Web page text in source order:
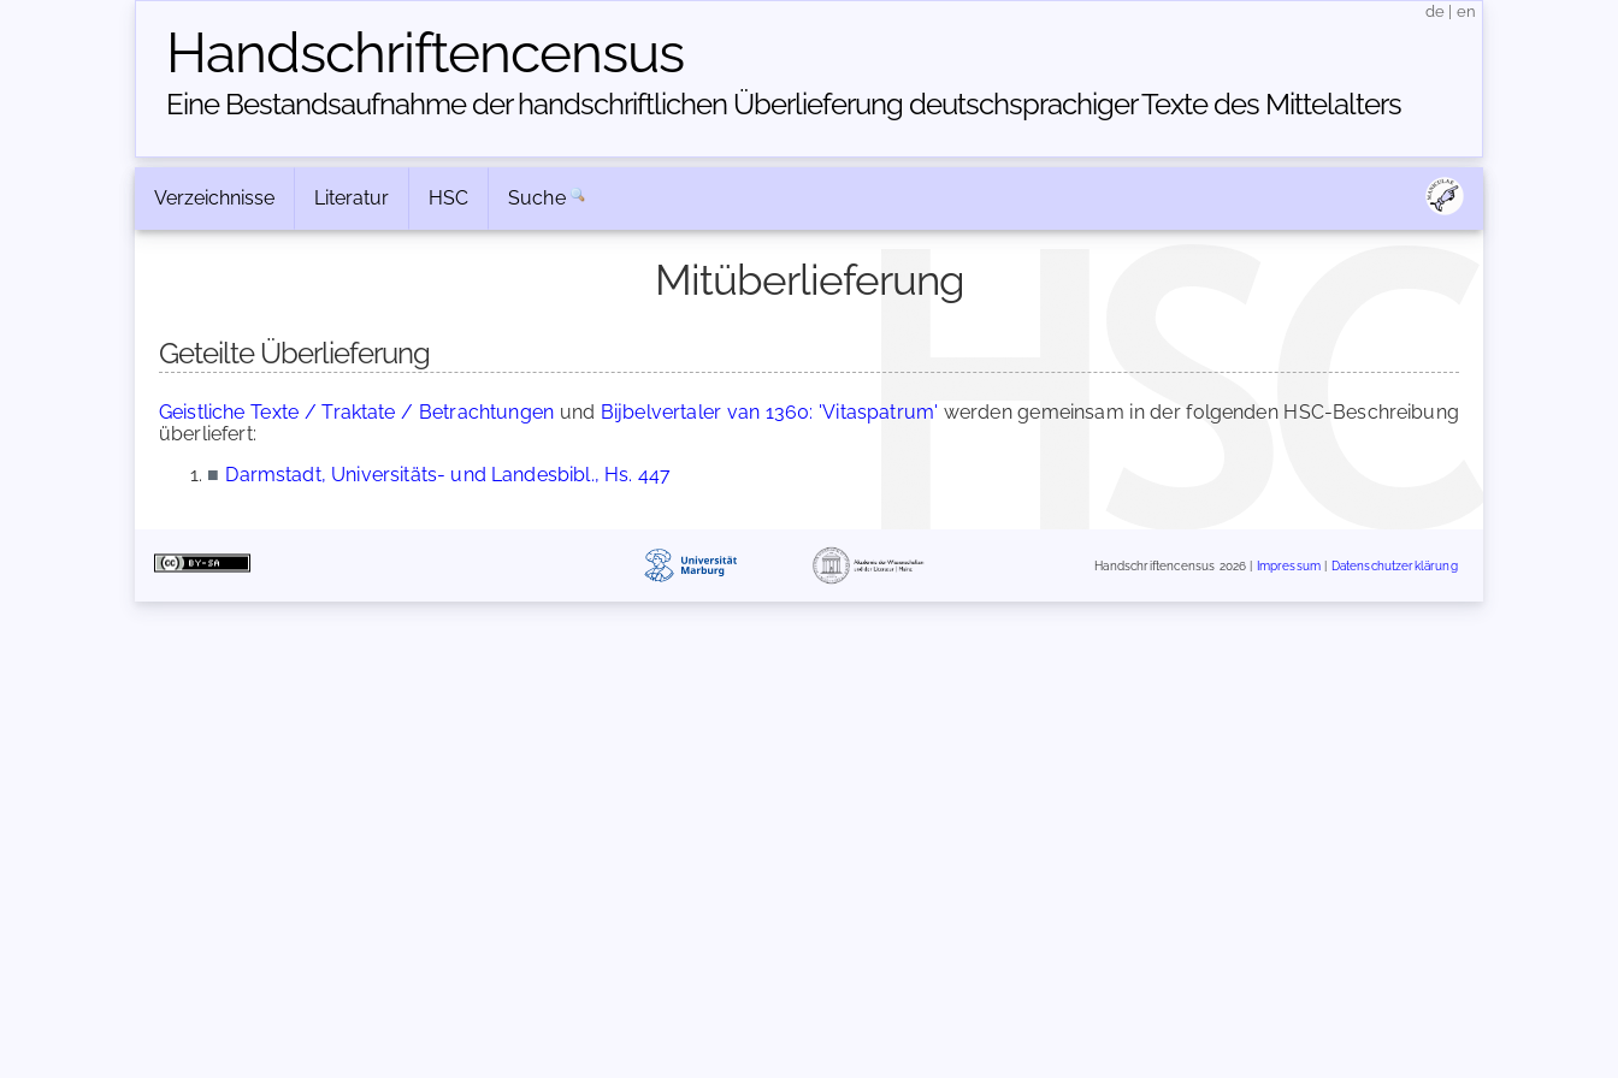
Handschriften­census
Eine Bestandsaufnahme der handschriftlichen Über­lieferung deutschsprachiger Texte des Mittelalters
de en
Verzeichnisse Literatur HSC Suche
Mitüberlieferung
Geteilte Überlieferung
Geistliche Texte / Traktate / Betrachtungen und Bijbelvertaler van 1360: 'Vitaspatrum' werden gemeinsam in der folgenden HSC-Beschreibung
überliefert:
■ Darmstadt, Universitäts- und Landesbibl., Hs. 447
Handschriftencensus 2026 | Impressum Datenschutzerklärung